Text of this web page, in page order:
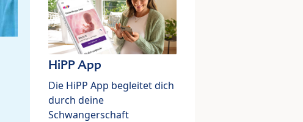
HiPP App
Die HiPP App begleitet dich
durch deine
Schwangerschaft